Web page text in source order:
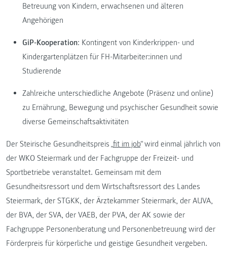
Betreuung von Kindern, erwachsenen und älteren
Angehörigen
GiP-Kooperation: Kontingent von Kinderkrippen- und
Kindergartenplätzen für FH-Mitarbeiter:innen und
Studierende
Zahlreiche unterschiedliche Angebote (Präsenz und online)
zu Ernährung, Bewegung und psychischer Gesundheit sowie
diverse Gemeinschaftsaktivitäten
Der Steirische Gesundheitspreis „fit im job“ wird einmal jährlich von
der WKO Steiermark und der Fachgruppe der Freizeit- und
Sportbetriebe veranstaltet. Gemeinsam mit dem
Gesundheitsressort und dem Wirtschaftsressort des Landes
Steiermark, der STGKK, der Ärztekammer Steiermark, der AUVA,
der BVA, der SVA, der VAEB, der PVA, der AK sowie der
Fachgruppe Personenberatung und Personenbetreuung wird der
Förderpreis für körperliche und geistige Gesundheit vergeben.